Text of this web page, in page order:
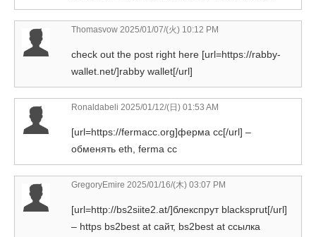
Thomasvow 2025/01/07/(火) 10:12 PM
check out the post right here [url=https://rabby-
wallet.net/]rabby wallet[/url]
Ronaldabeli 2025/01/12/(日) 01:53 AM
[url=https://fermacc.org]ферма сс[/url] –
обменять eth, ferma cc
GregoryEmire 2025/01/16/(木) 03:07 PM
[url=http://bs2siite2.at/]блекспрут blacksprut[/url]
– https bs2best at сайт, bs2best at ссылка